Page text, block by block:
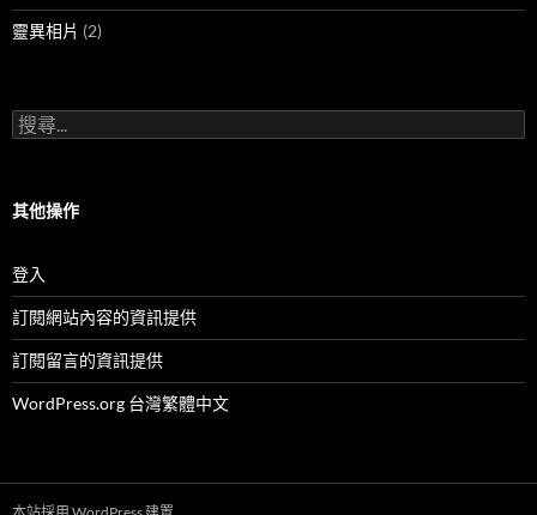
靈異相片 (2)
搜
尋
字:
其他操作
登入
訂閱網站內容的資訊提供
訂閱留言的資訊提供
WordPress.org 台灣繁體中文